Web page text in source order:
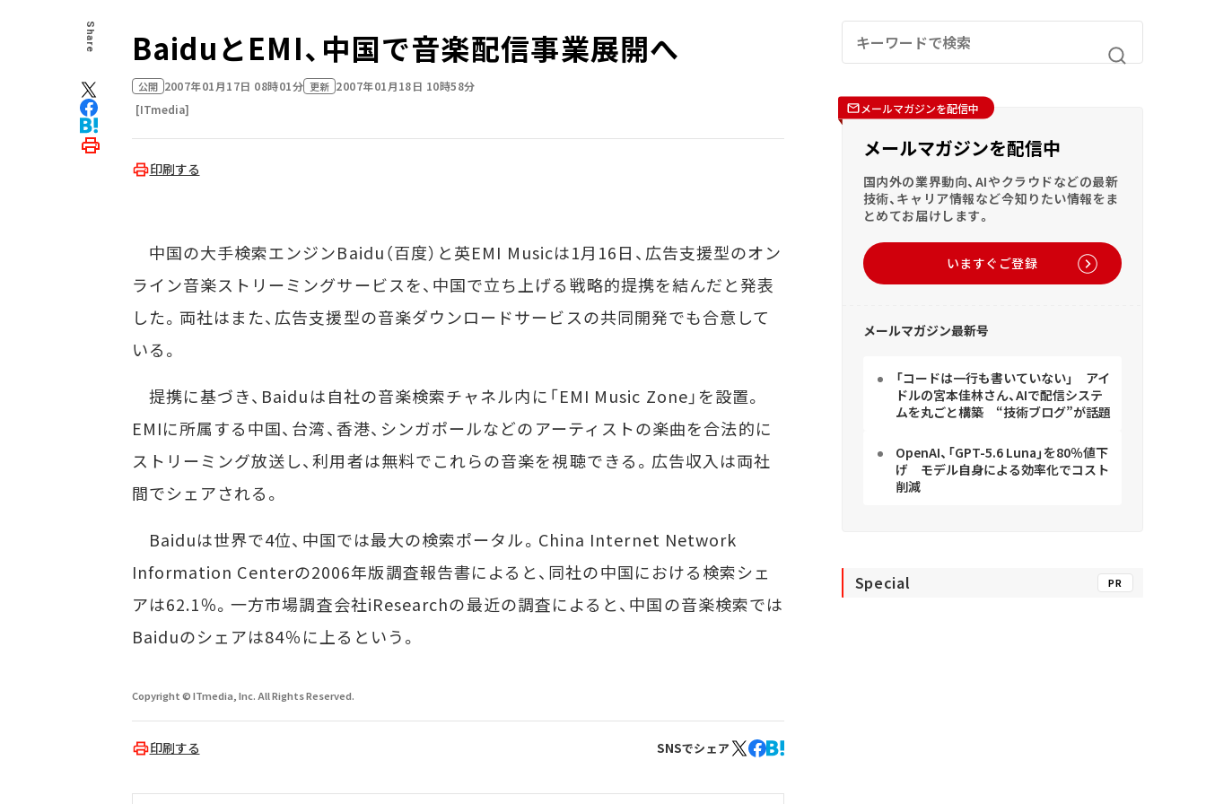
Share BaiduとEMI、中国で音楽配信事業展開へ
公開 2007年01月17日 08時01分 更新 2007年01月18日 10時58分
[ITmedia]
印刷する
中国の大手検索エンジンBaidu（百度）と英EMI Musicは1月16日、広告支援型のオン
ライン音楽ストリーミングサービスを、中国で立ち上げる戦略的提携を結んだと発表
した。両社はまた、広告支援型の音楽ダウンロードサービスの共同開発でも合意して
いる。
提携に基づき、Baiduは自社の音楽検索チャネル内に「EMI Music Zone」を設置。
EMIに所属する中国、台湾、香港、シンガポールなどのアーティストの楽曲を合法的に
ストリーミング放送し、利用者は無料でこれらの音楽を視聴できる。広告収入は両社
間でシェアされる。
Baiduは世界で4位、中国では最大の検索ポータル。China Internet Network
Information Centerの2006年版調査報告書によると、同社の中国における検索シェ
アは62.1％。一方市場調査会社iResearchの最近の調査によると、中国の音楽検索では
Baiduのシェアは84％に上るという。
Copyright © ITmedia, Inc. All Rights Reserved.
印刷する SNSでシェア
メールマガジンを配信中
メールマガジンを配信中
国内外の業界動向、AIやクラウドなどの最新
技術、キャリア情報など今知りたい情報をま
とめてお届けします。
いますぐご登録
メールマガジン最新号
「コードは一行も書いていない」 アイ
ドルの宮本佳林さん、AIで配信システ
ムを丸ごと構築 “技術ブログ”が話題
OpenAI、「GPT-5.6 Luna」を80％値下
げ モデル自身による効率化でコスト
削減
Special PR